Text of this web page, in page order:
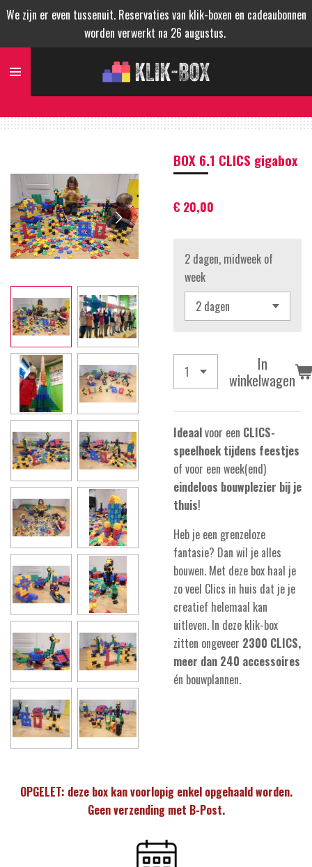
Ga
naar
de
We zijn er even tussenuit. Reservaties van klik-boxen en cadeaubonnen
worden verwerkt na 26 augustus.
BOX 6.1 CLICS gigabox
€ 20,00
2 dagen, midweek of
week
In
winkelwagen
Ideaalvoor een CLICS-
speelhoek tijdens feestjes
of voor een week(end)
eindeloos bouwplezier bij je
thuis!
Heb je een grenzeloze
fantasie? Dan wil je alles
bouwen. Met deze box haal je
zo veel Clics in huis dat je je
creatief helemaal kan
uitleven. In deze klik-box
zitten ongeveer 2300 CLICS,
meer dan 240 accessoires
én bouwplannen.
OPGELET: deze box kan voorlopig enkel opgehaald worden.
Geen verzending met B-Post.